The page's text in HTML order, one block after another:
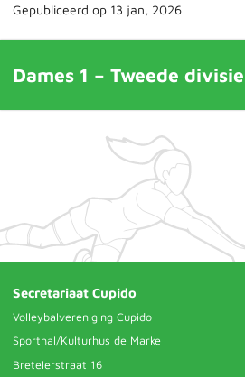
Gepubliceerd op 13 jan, 2026
Dames 1 – Tweede
Secretariaat Cupido
Volleybalvereniging Cupido
Sporthal/Kulturhus de Marke
Bretelerstraat 16